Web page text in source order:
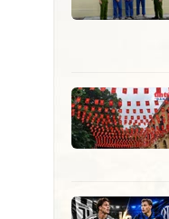
Xã Nghĩa
Xã Đông
Cuông
Xã Mậu A
Xã Mỏ